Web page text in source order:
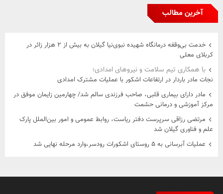
آخرین مطالب
خدمت بی‌وقفه درمانگاه شهیده نبوی‌نیا گیلان به بیش از ۲ هزار زائر در
کربلای معلی
با همکاری تیم سلامت و نیروهای امدادی؛
نجات مادر باردار در ارتفاعات اشکور با عملیات مشترک امدادی
مادر دارای بیماری قلبی، صاحب فرزندی سالم شد/ چهارمین زایمان موفق در
مرکز آموزشی و درمانی حشمت
مرتضی رزاقی سرپرست دفتر ریاست، روابط عمومی و امور بین‌الملل پارک
علم و فناوری گیلان شد
عملیات آبرسانی به ۵ روستای اشکورات رودسر،وارد مرحله نهایی شد